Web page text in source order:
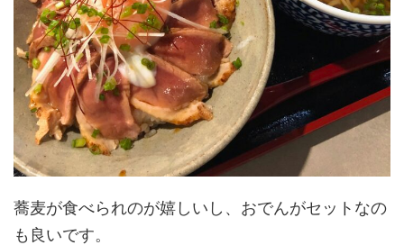
蕎麦が食べられのが嬉しいし、おでんがセットなの
も良いです。